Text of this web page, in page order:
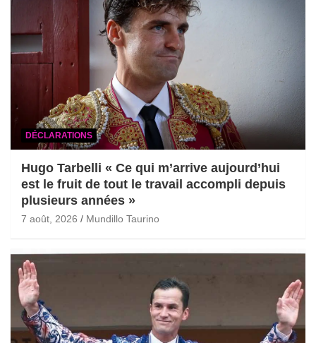
DÉCLARATIONS
Hugo Tarbelli « Ce qui m’arrive aujourd’hui
est le fruit de tout le travail accompli depuis
plusieurs années »
7 août, 2026 Mundillo Taurino